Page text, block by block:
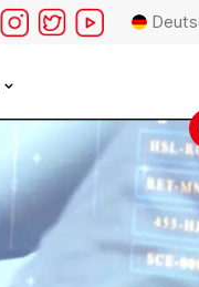
English
français
русский